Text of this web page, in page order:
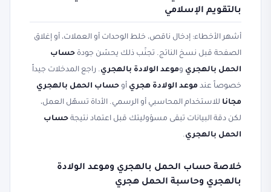
بالتقويم الإسلامي
أشهر الأخطاء: إدخال ناقص، خلط الوحدات أو العملات، أو إغلاق
الصفحة قبل نسخ الناتج. تجنّب ذلك يحسّن جودة حساب
الحمل بالهجري وموعد الولادة بالهجري. راجع المدخلات جيداً
خصوصاً عند موعد الولادة هجري أو حساب الحمل بالهجري
مجانا للاستخدام المحاسبي أو الرسمي. الأداة تسهّل العمل،
لكن دقة البيانات تبقى مسؤوليتك قبل اعتماد نتيجة حساب
الحمل بالهجري.
خلاصة حساب الحمل بالهجري وموعد الولادة
بالهجري وحاسبة الحمل هجري